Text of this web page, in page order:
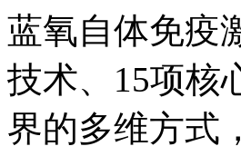
蓝氧自体免疫
技术、15项核
界的多维方式